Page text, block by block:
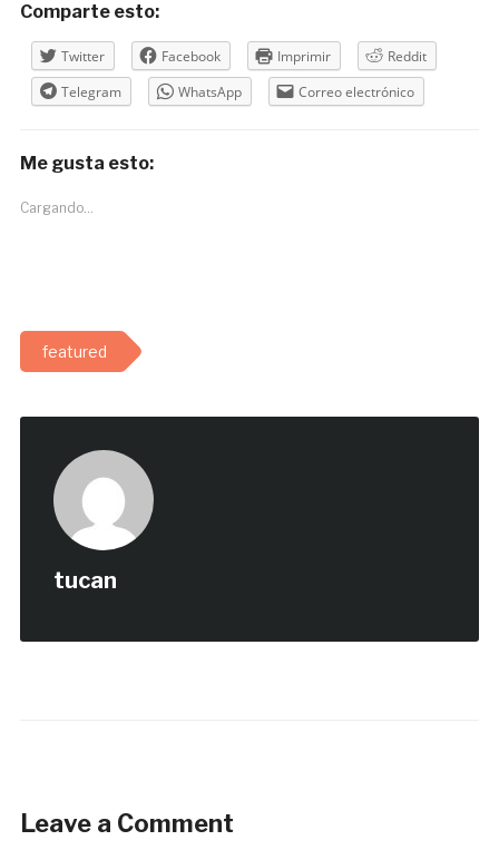
Comparte esto:
Twitter Facebook Imprimir
Reddit
Telegram
WhatsApp Correo electrónico
Me gusta esto:
Cargando...
featured
tucan
Leave a Comment